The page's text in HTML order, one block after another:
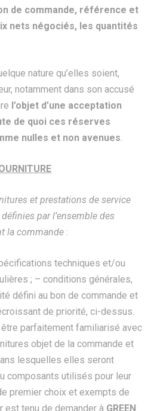
de commande, référence et
nets négociés, les quantités
nature qu’elles soient,
notamment dans son accusé
l’objet d’une acceptation
de quoi ces réserves
nulles et non avenues.
et prestations de service
par l’ensemble des
la commande :
techniques et/ou
; – conditions générales,
défini au bon de commande et
de priorité, ci-dessus.
parfaitement familiarisé avec
objet de la commande et
lesquelles elles seront
composants utilisés pour leur
premier choix et exempts de
est tenu de demander à GREEN